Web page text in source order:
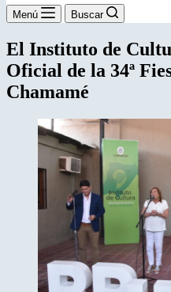
Menú Buscar
El Instituto de
Oficial de la 34ª
Chamamé